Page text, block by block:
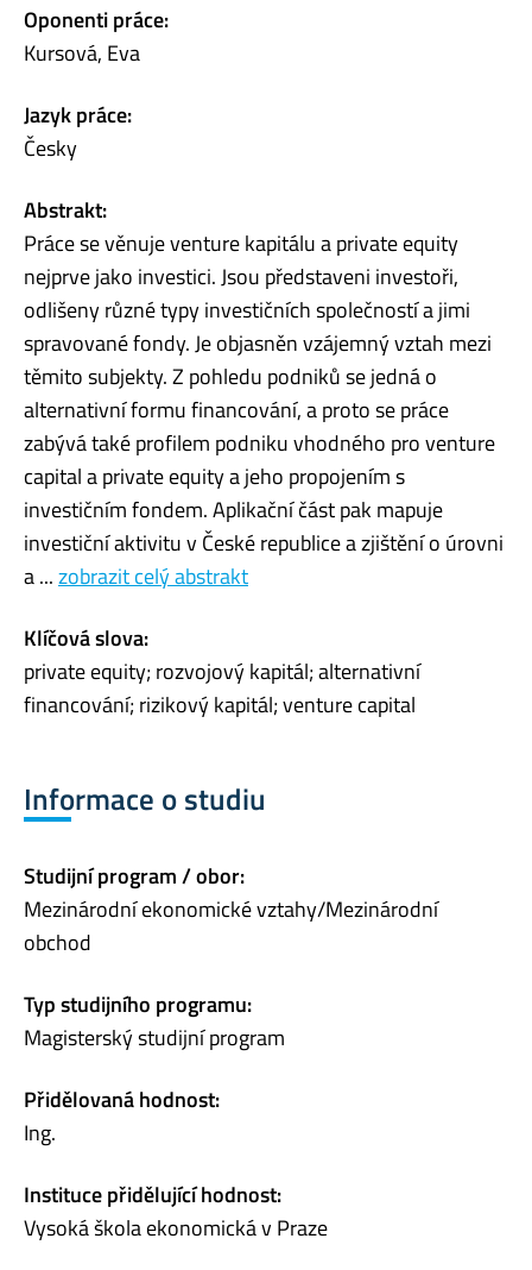
Oponenti práce:
Kursová, Eva
Jazyk práce:
Česky
Abstrakt:
Práce se věnuje venture kapitálu a private equity
nejprve jako investici. Jsou představeni investoři,
odlišeny různé typy investičních společností a jimi
spravované fondy. Je objasněn vzájemný vztah mezi
těmito subjekty. Z pohledu podniků se jedná o
alternativní formu financování, a proto se práce
zabývá také profilem podniku vhodného pro venture
capital a private equity a jeho propojením s
investičním fondem. Aplikační část pak mapuje
investiční aktivitu v České republice a zjištění o úrovni
a ...zobrazit celý abstrakt
Klíčová slova:
private equity; rozvojový kapitál; alternativní
financování; rizikový kapitál; venture capital
Informace o studiu
Studijní program / obor:
Mezinárodní ekonomické vztahy/Mezinárodní
obchod
Typ studijního programu:
Magisterský studijní program
Přidělovaná hodnost:
Ing.
Instituce přidělující hodnost:
Vysoká škola ekonomická v Praze